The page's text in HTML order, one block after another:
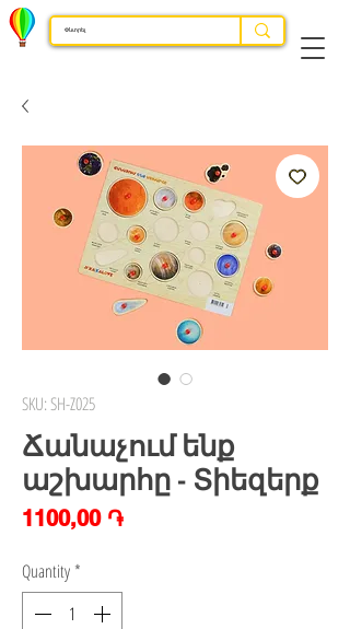
SKU: SH-Z025
Ճանաչում ենք
աշխարհը - Տիեզերք
1100,00 ֏Price
Quantity *